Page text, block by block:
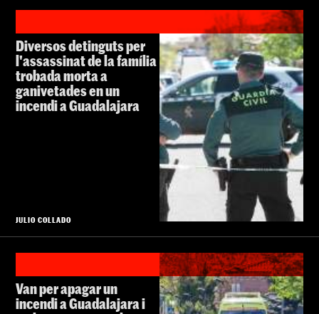
Diversos detinguts per
l'assassinat de la família
trobada morta a
ganivetades en un
incendi a Guadalajara
JULIO COLLADO
Van per apagar un
incendi a Guadalajara i